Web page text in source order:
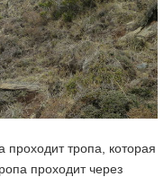
проходит тропа, которая
проходит через